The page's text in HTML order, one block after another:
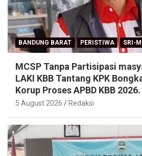
BANDUNG BARAT PERISTIWA SRI-
MCSP Tanpa Partisipasi
LAKI KBB Tantang KPK
Korup Proses APBD KBB 2026.
5 August 2026 Redaksi